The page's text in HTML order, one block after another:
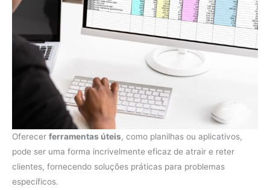
Oferecer ferramentas úteis, como planilhas ou aplicativos,
pode ser uma forma incrivelmente eficaz de atrair e reter
clientes, fornecendo soluções práticas para problemas
específicos.